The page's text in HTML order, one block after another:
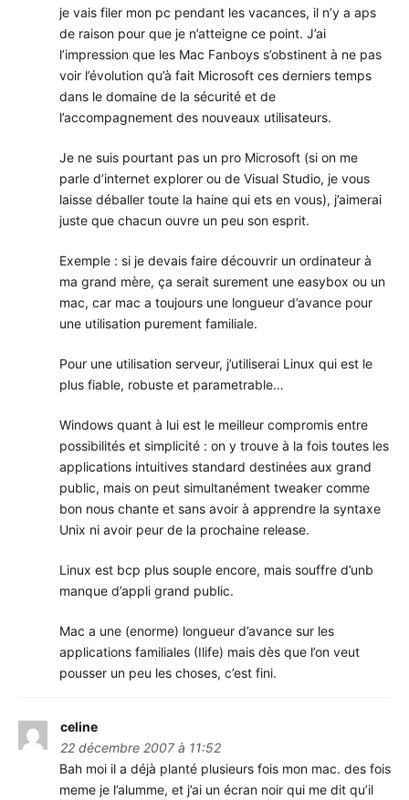
je vais filer mon pc pendant les vacances, il n’y a aps
de raison pour que je n’atteigne ce point. J’ai
l’impression que les Mac Fanboys s’obstinent à ne pas
voir l’évolution qu’à fait Microsoft ces derniers temps
dans le domaine de la sécurité et de
l’accompagnement des nouveaux utilisateurs.
Je ne suis pourtant pas un pro Microsoft (si on me
parle d’internet explorer ou de Visual Studio, je vous
laisse déballer toute la haine qui ets en vous), j’aimerai
juste que chacun ouvre un peu son esprit.
Exemple : si je devais faire découvrir un ordinateur à
ma grand mère, ça serait surement une easybox ou un
mac, car mac a toujours une longueur d’avance pour
une utilisation purement familiale.
Pour une utilisation serveur, j’utiliserai Linux qui est le
plus fiable, robuste et parametrable…
Windows quant à lui est le meilleur compromis entre
possibilités et simplicité : on y trouve à la fois toutes les
applications intuitives standard destinées aux grand
public, mais on peut simultanément tweaker comme
bon nous chante et sans avoir à apprendre la syntaxe
Unix ni avoir peur de la prochaine release.
Linux est bcp plus souple encore, mais souffre d’unb
manque d’appli grand public.
Mac a une (enorme) longueur d’avance sur les
applications familiales (Ilife) mais dès que l’on veut
pousser un peu les choses, c’est fini.
celine
22 décembre 2007 à 11:52
Bah moi il a déjà planté plusieurs fois mon mac. des fois
meme je l’alumme, et j’ai un écran noir qui me dit qu’il